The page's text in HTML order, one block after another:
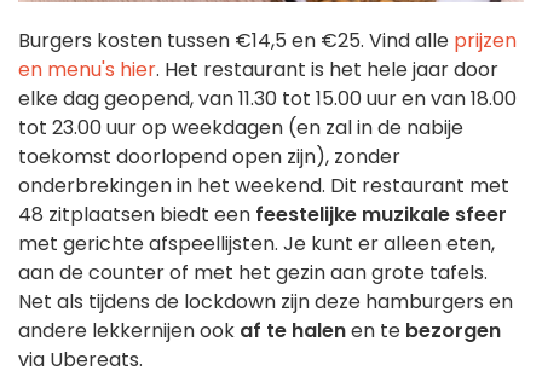
Burgers kosten tussen €14,5 en €25. Vind alle prijzen
en menu's hier. Het restaurant is het hele jaar door
elke dag geopend, van 11.30 tot 15.00 uur en van 18.00
tot 23.00 uur op weekdagen (en zal in de nabije
toekomst doorlopend open zijn), zonder
onderbrekingen in het weekend. Dit restaurant met
48 zitplaatsen biedt een feestelijke muzikale sfeer
met gerichte afspeellijsten. Je kunt er alleen eten,
aan de counter of met het gezin aan grote tafels.
Net als tijdens de lockdown zijn deze hamburgers en
andere lekkernijen ook af te halenen te bezorgen
via Ubereats.